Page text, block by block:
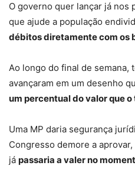
O governo quer lançar já nos
que ajude a população
débitos diretamente com os
Ao longo do final de semana,
avançaram em um desenho
um percentual do valor que
Uma MP daria segurança
Congresso demore a
já passaria a valer no